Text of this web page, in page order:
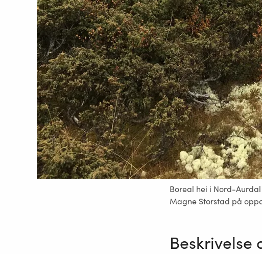
Boreal hei i Nord-
Magne Storstad på
Beskrivelse